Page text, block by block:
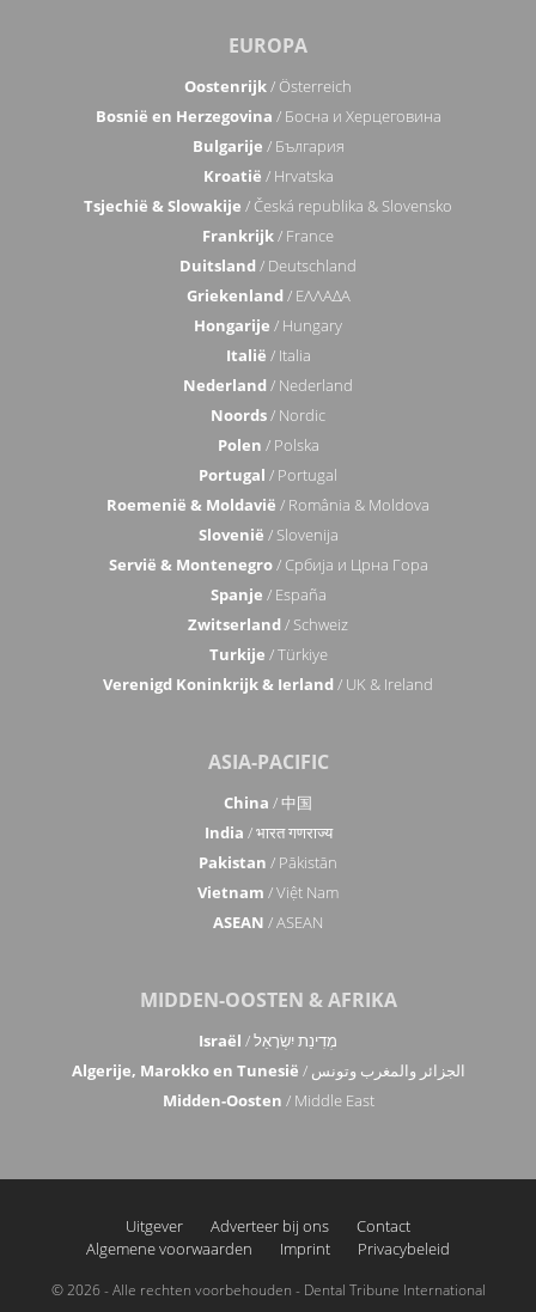
EUROPA
Oostenrijk/ Österreich
Bosnië en Herzegovina / Босна и Херцеговина
Bulgarije / България
Kroatië / Hrvatska
Tsjechië & Slowakije / Česká republika & Slovensko
Frankrijk/ France
Duitsland / Deutschland
Griekenland / ΕΛΛΑΔΑ
Hongarije / Hungary
Italië / Italia
Nederland / Nederland
Noords/ Nordic
Polen / Polska
Portugal / Portugal
Roemenië & Moldavië / România & Moldova
Slovenië / Slovenija
Servië & Montenegro/ Србија и Црна Гора
Spanje / España
Zwitserland / Schweiz
Turkije / Türkiye
Verenigd Koninkrijk & Ierland / UK & Ireland
ASIA-PACIFIC
China / 中国
India / भारत गणराज्य
Pakistan / Pākistān
Vietnam / Việt Nam
ASEAN / ASEAN
MIDDEN-OOSTEN & AFRIKA
Israël
/ מְדִינַת יִשְׂרָאֵל
Algerije, Marokko en Tunesië
/ الجزائر والمغرب وتونس
Midden-Oosten / Middle East
Uitgever Adverteer bij ons
Contact
Algemene voorwaarden
Imprint Privacybeleid
© 2026 - Alle rechten voorbehouden - Dental Tribune International